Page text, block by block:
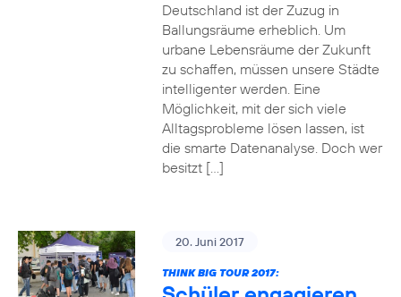
Deutschland ist der Zuzug in
Ballungsräume erheblich. Um
urbane Lebensräume der Zukunft
zu schaffen, müssen unsere Städte
intelligenter werden. Eine
Möglichkeit, mit der sich viele
Alltagsprobleme lösen lassen, ist
die smarte Datenanalyse. Doch wer
besitzt […]
20. Juni 2017
THINK BIG TOUR 2017: